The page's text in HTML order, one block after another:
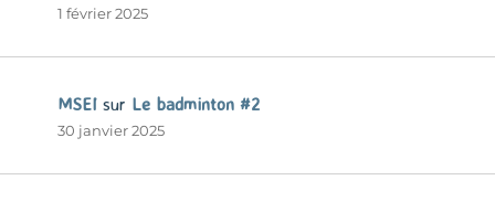
1 février 2025
MSEI sur Le badminton #2
30 janvier 2025